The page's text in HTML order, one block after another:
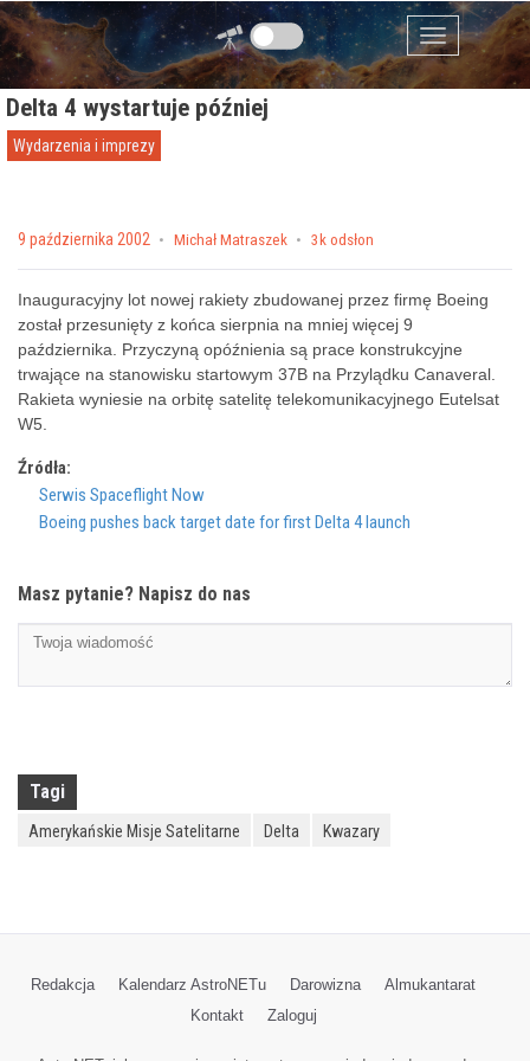
Przejdź do zawartości
Menu
Delta 4 wystartuje później
Wydarzenia i imprezy
Posted on
9 października 2002 by Michał Matraszek 3k odsłon
Inauguracyjny lot nowej rakiety zbudowanej przez firmę Boeing
został przesunięty z końca sierpnia na mniej więcej 9
października. Przyczyną opóźnienia są prace konstrukcyjne
trwające na stanowisku startowym 37B na Przylądku Canaveral.
Rakieta wyniesie na orbitę satelitę telekomunikacyjnego Eutelsat
W5.
Źródła:
Serwis Spaceflight Now
Boeing pushes back target date for first Delta 4 launch
Masz pytanie? Napisz do nas
Tagi
Amerykańskie Misje Satelitarne Delta Kwazary
Redakcja Kalendarz AstroNETu Darowizna
Almukantarat
Kontakt
Zaloguj